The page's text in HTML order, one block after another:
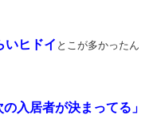
いヒドイ とこが多かったん
入居者が決まってる」